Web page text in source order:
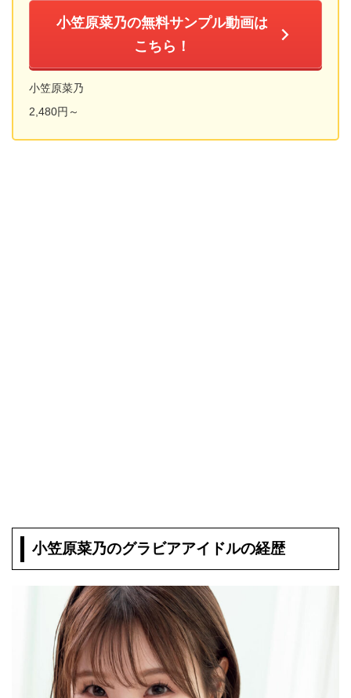
小笠原菜乃の無料サンプル動画は
こちら！
小笠原菜乃
2,480円～
小笠原菜乃のグラビアアイドルの経歴